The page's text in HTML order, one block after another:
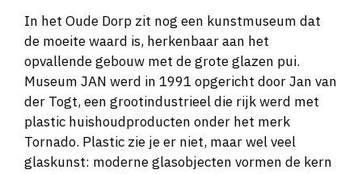
In het Oude Dorp zit nog een kunstmuseum dat
de moeite waard is, herkenbaar aan het
opvallende gebouw met de grote glazen pui.
Museum JAN werd in 1991 opgericht door Jan van
der Togt, een grootindustrieel die rijk werd met
plastic huishoudproducten onder het merk
Tornado. Plastic zie je er niet, maar wel veel
glaskunst: moderne glasobjecten vormen de kern